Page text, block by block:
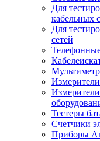
Для
кабельных
Для
сетей
Тестеры
Счетчики
Приборы